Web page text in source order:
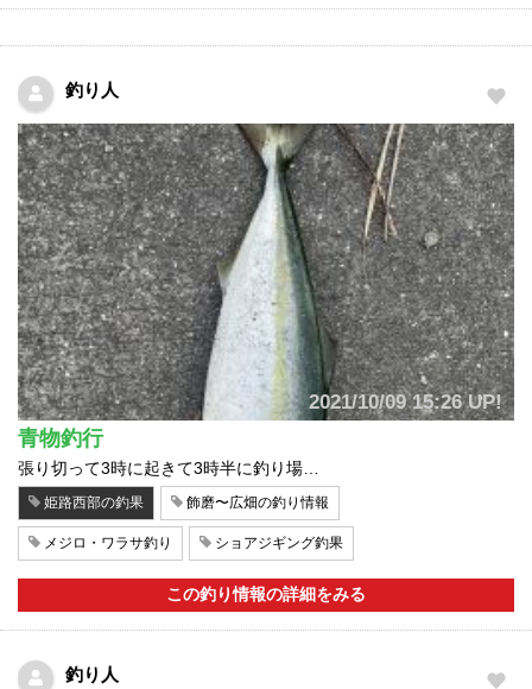
釣り人
2021/10/09 15:26 UP!
青物釣行
張り切って3時に起きて3時半に釣り場…
姫路西部の釣果 飾磨〜広畑の釣り情報
メジロ・ワラサ釣り ショアジギング釣果
この釣り情報の詳細をみる
釣り人